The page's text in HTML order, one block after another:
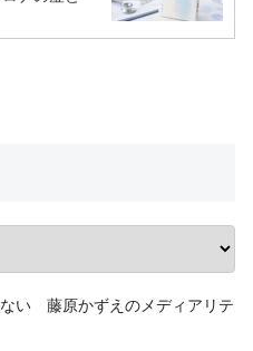
い 藤原かずえのメディアリテ